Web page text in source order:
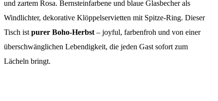
und zartem Rosa. Bernsteinfarbene und blaue Glasbecher als
Windlichter, dekorative Klöppelservietten mit Spitze-Ring. Dieser
Tisch ist purer Boho-Herbst – joyful, farbenfroh und von einer
überschwänglichen Lebendigkeit, die jeden Gast sofort zum
Lächeln bringt.